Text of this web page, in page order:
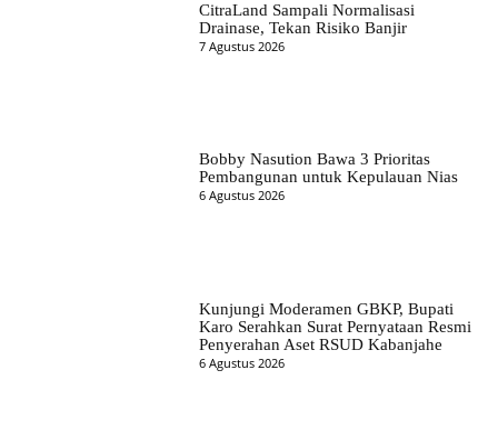
CitraLand Sampali Normalisasi
Drainase, Tekan Risiko Banjir
7 Agustus 2026
Bobby Nasution Bawa 3 Prioritas
Pembangunan untuk Kepulauan Nias
6 Agustus 2026
Kunjungi Moderamen GBKP, Bupati
Karo Serahkan Surat Pernyataan Resmi
Penyerahan Aset RSUD Kabanjahe
6 Agustus 2026